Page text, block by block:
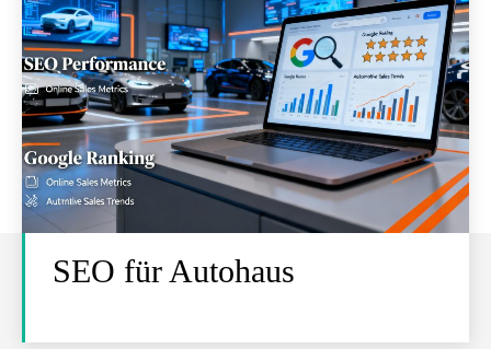
SEO für Autohaus